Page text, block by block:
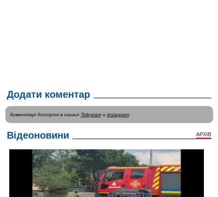
Додати коментар
Коментарі доступні в наших Telegramи instagram.
Відеоновини АРХІВ